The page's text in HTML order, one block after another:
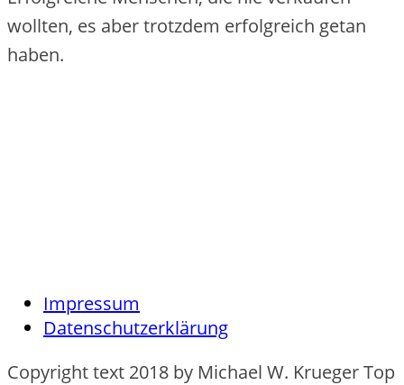
wollten, es aber trotzdem erfolgreich getan
haben.
Impressum
Datenschutzerklärung
Copyright text 2018 by Michael W. Krueger Top